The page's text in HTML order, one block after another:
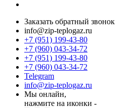
Заказать обратный звонок
info@zip-teplogaz.ru
+7 (951) 199-43-80
+7 (960) 043-34-72
+7 (951) 199-43-80
+7 (960) 043-34-72
Telegram
info@zip-teplogaz.ru
Мы онлайн,
нажмите на иконки -